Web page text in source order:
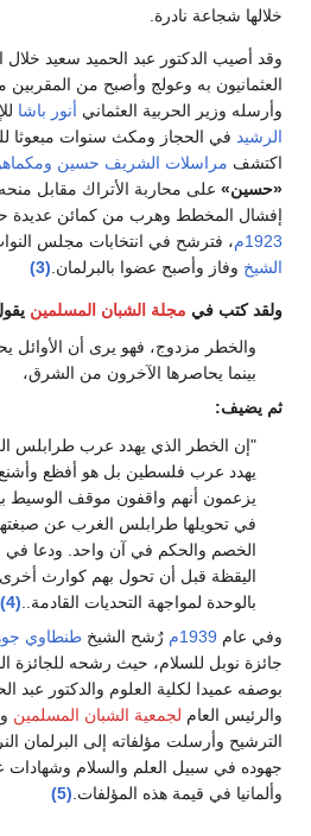
خلالها شجاعة نادرة.
وقد أصيب الدكتور عبد الحميد سعيد خلال
العثمانيون به وعولج وأصبح من المقربين
وأرسله وزير الحربية العثماني أنور باشا
الرشيد في الحجاز ومكث سنوات مبعوثا
اكتشف مراسلات الشريف حسين
«حسين» على محاربة الأتراك مقابل
إفشال المخطط وهرب من كمائن عديدة
1923م
، فترشح في انتخابات مجلس
الشيخ وفاز وأصبح عضوا بالبرلمان. (3)
ولقد كتب في مجلة الشبان المسلمين
والخطر مزدوج، فهو يرى أن الأوائل
بينما يحاصرها الآخرون من الشرق،
ثم يضيف:
"إن الخطر الذي يهدد عرب طرابلس
يهدد عرب فلسطين بل هو أفظع
يزعمون أنهم واقفون موقف الوسيط
في تحويلها طرابلس الغرب عن صبغتها
الخصم والحكم في آن واحد. ودعا في
اليقظة قبل أن تحول بهم كوارث
بالوحدة لمواجهة التحديات القادمة..(4)
وفي عام 1939م رٌشح الشيخ طنطاوي
جائزة نوبل للسلام، حيث رشحه للجائزة
بوصفه عميدا لكلية العلوم والدكتور عبد
والرئيس العام لجمعية الشبان المسلمين
الترشيح وأرسلت مؤلفاته إلى البرلمان
جهوده في سبيل العلم والسلام وشهادات
وألمانيا في قيمة هذه المؤلفات.(5)